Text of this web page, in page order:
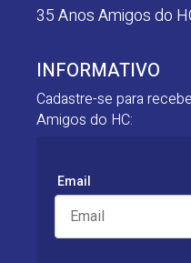
35 Anos Amigos do
INFORMATIVO
Cadastre-se para
Amigos do HC:
Email